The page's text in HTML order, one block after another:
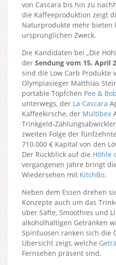
von Cascara bis hin zu
die Kaffeeproduktion zeigt
Naturprodukte mehr bieten
ursprünglichen Zweck.
Die Kandidaten bei „Die
der Sendung vom 15. April
sind die Low Carb Produkte
Olympiasieger Matthias
portable Töpfchen Pee & Bob
unterwegs, der La Cascara
Kaffeekirsche, der Multibex
Trinkgeld-Zahlungsabwickler
zweiten Folge der
710.000 € Kapital von den
Der Rückblick auf die Höhle
vergangenen Jahre bringt
Wiedersehen mit KitchBo.
Neben dem Essen drehen
Konzepte auch um das
über Säfte, Smoothies und
alkoholhaltigen Getränken
Spirituosen ranken sich die
Übersicht zeigt, welche
Fernsehen präsent sind.